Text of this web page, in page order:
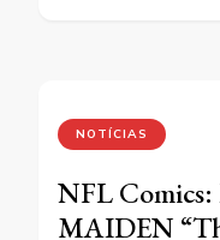
NOTÍCIAS
NFL
MAIDEN